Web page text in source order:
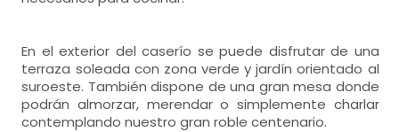
En el exterior del caserío se puede disfrutar de una
terraza soleada con zona verde y jardín orientado al
suroeste. También dispone de una gran mesa donde
podrán almorzar, merendar o simplemente charlar
contemplando nuestro gran roble centenario.